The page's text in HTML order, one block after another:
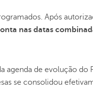
Após
nas datas
agenda de evolução do
se consolidou